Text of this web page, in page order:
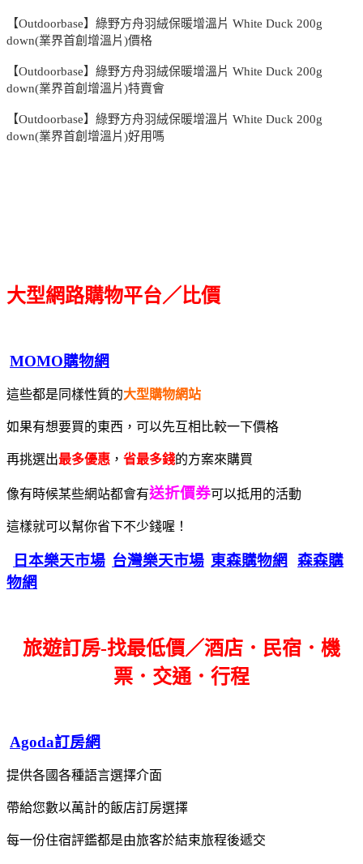
【Outdoorbase】綠野方舟羽絨保暖增溫片 White Duck 200g
down(業界首創增溫片)價格
【Outdoorbase】綠野方舟羽絨保暖增溫片 White Duck 200g
down(業界首創增溫片)特賣會
【Outdoorbase】綠野方舟羽絨保暖增溫片 White Duck 200g
down(業界首創增溫片)好用嗎
大型網路購物平台／比價
MOMO購物網
這些都是同樣性質的大型購物網站
如果有想要買的東西，可以先互相比較一下價格
再挑選出最多優惠 ， 省最多錢的方案來購買
像有時候某些網站都會有送折價券可以抵用的活動
這樣就可以幫你省下不少錢喔！
日本樂天市場 台灣樂天市場 東森購物網
森森購
物網
旅遊訂房-找最低價／酒店．民宿．機
票．交通．行程
Agoda訂房網
提供各國各種語言選擇介面
帶給您數以萬計的飯店訂房選擇
每一份住宿評鑑都是由旅客於結束旅程後遞交